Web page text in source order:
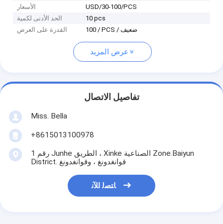
الأسعار
USD/30-100/PCS
الحد الأدنى لكمية
10 pcs
القدرة على العرض
100 / PCS / ضعيف
عرض المزيد
تفاصيل الاتصال
Miss. Bella
+8615013100978
رقم 1 Junhe الطريق ، Xinke الصناعية Zone.Baiyun
District. قوانغدونغ ، وقوانغدونغ
ﺎﺘﺼﻟ ﺍﻶﻧ